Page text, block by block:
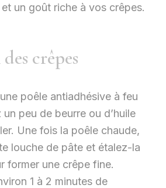
un goût riche à vos crêpes.
crêpes
poêle antiadhésive à feu
peu de beurre ou d’huile
Une fois la poêle chaude,
louche de pâte et étalez-la
former une crêpe fine.
1 à 2 minutes de